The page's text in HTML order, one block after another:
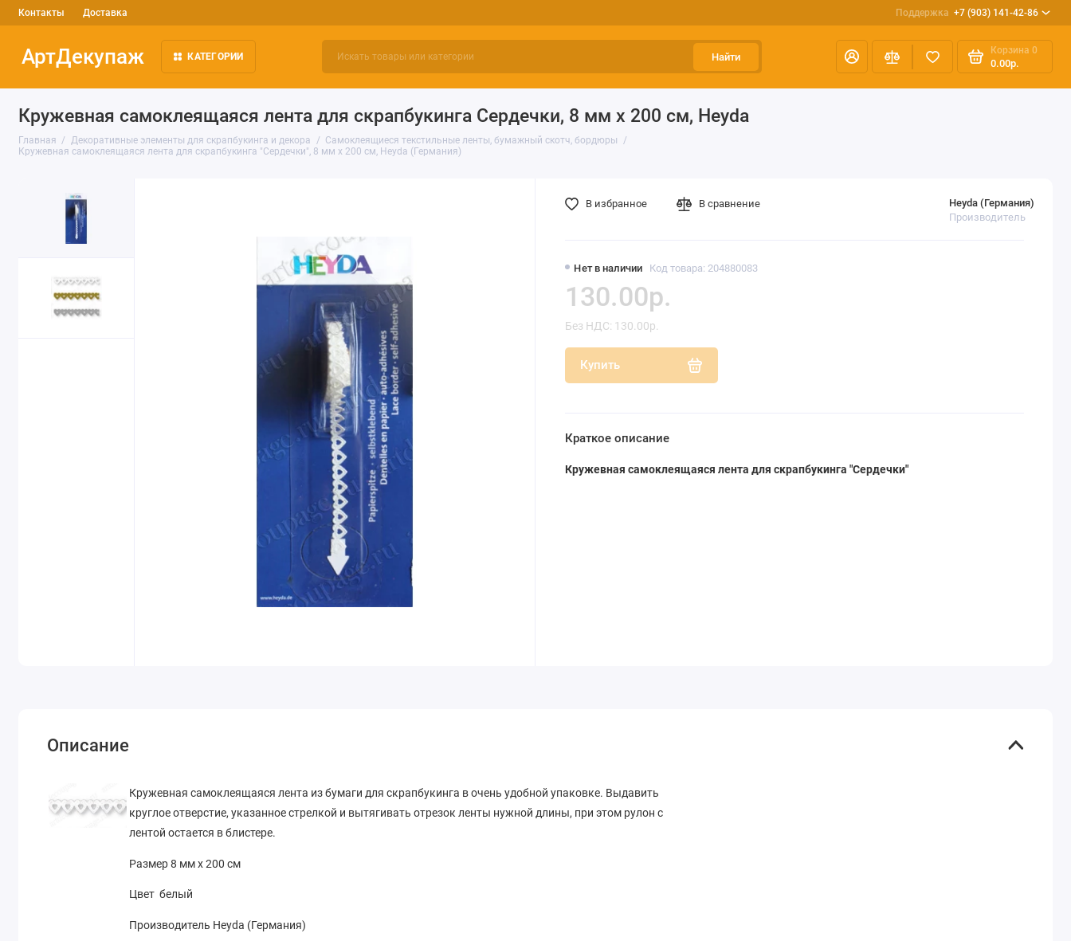
Контакты Доставка Поддержка +7 (903) 141-42-86
АртДекупаж КАТЕГОРИИ Найти
Корзина 0
0.00р.
Кружевная самоклеящаяся лента для скрапбукинга Сердечки, 8 мм х 200 см, Heyda
Главная Декоративные элементы для скрапбукинга и декора
Самоклеящиеся текстильные ленты, бумажный скотч, бордюры
Кружевная самоклеящаяся лента для скрапбукинга "Сердечки", 8 мм х 200 см, Heyda (Германия)
Нет в наличии Код товара: 204880083
Heyda (Германия)
Производитель
130.00р.
Без НДС: 130.00р.
Купить
В избранное В сравнение
Краткое описание
Кружевная самоклеящаяся лента для скрапбукинга "Сердечки"
Описание
Кружевная самоклеящаяся лента из бумаги для скрапбукинга в очень удобной упаковке. Выдавить
круглое отверстие, указанное стрелкой и вытягивать отрезок ленты нужной длины, при этом рулон с
лентой остается в блистере.
Размер 8 мм х 200 см
Цвет белый
Производитель Heyda (Германия)